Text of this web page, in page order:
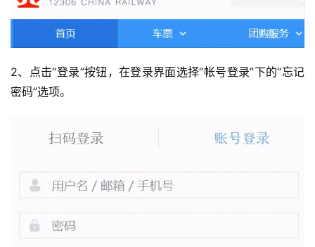
2、点击“登录”按钮，在登录界面选择“帐号登录”下的“忘记
密码”选项。